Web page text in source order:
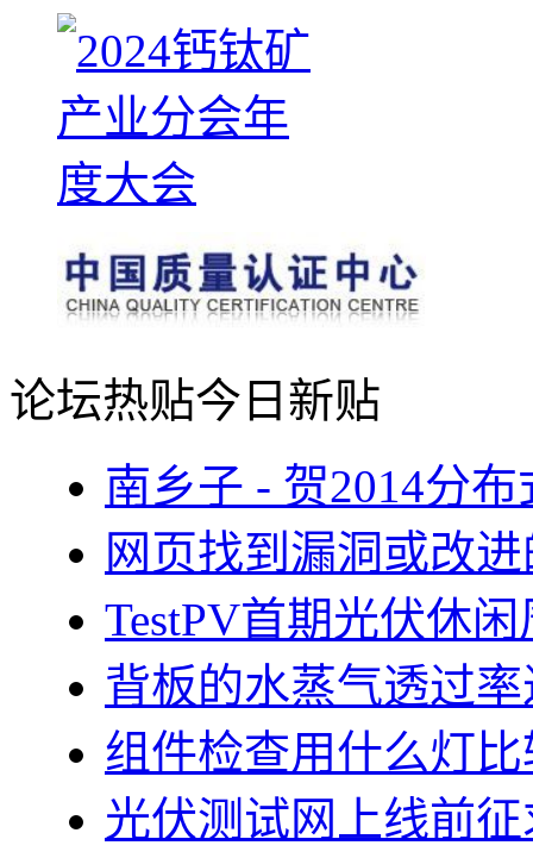
论坛热贴今日新贴
南乡子 - 贺2014分
网页找到漏洞或改
TestPV首期光伏休
背板的水蒸气透过
组件检查用什么灯
光伏测试网上线前